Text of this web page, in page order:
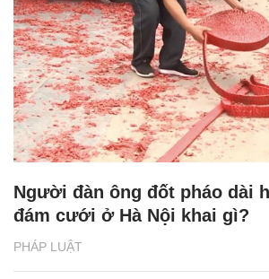
PHÁP LUẬT
Người đàn ông đốt pháo dài
đám cưới ở Hà Nội khai gì?